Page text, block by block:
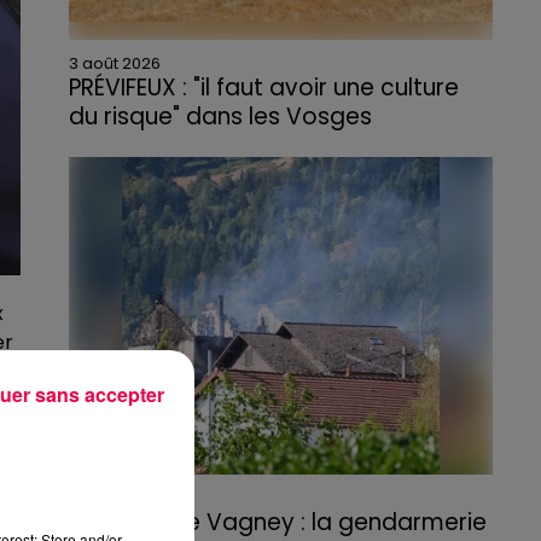
3 août 2026
PRÉVIFEUX : "il faut avoir une culture
du risque" dans les Vosges
Incendie de Vagney : la gendarmerie
sans accepter